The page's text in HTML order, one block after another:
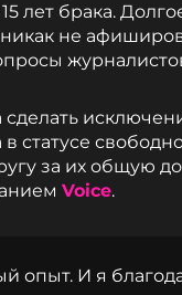
лет брака.
не
в статусе
за их общую
Voice.
И я